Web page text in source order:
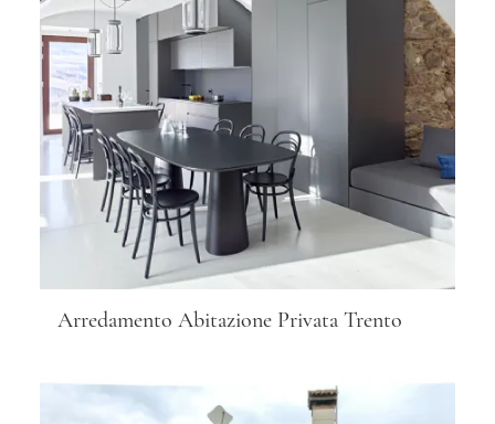
Arredamento Abitazione Privata Trento